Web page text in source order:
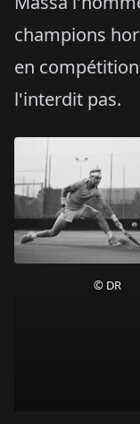
champions
en
l'interdit pas.
© DR